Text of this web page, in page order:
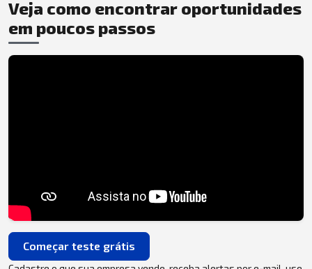
Veja como encontrar oportunidades
em poucos passos
Começar teste grátis